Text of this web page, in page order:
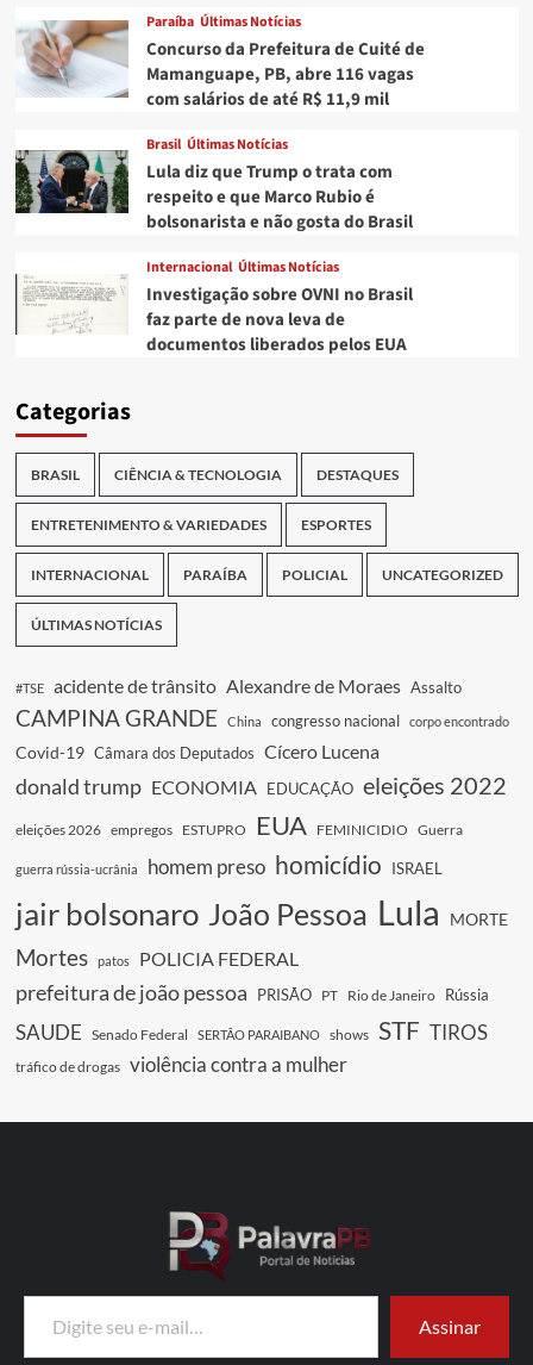
Paraíba Últimas Notícias
Concurso da Prefeitura de Cuité de
Mamanguape, PB, abre 116 vagas
com salários de até R$ 11,9 mil
Brasil Últimas Notícias
Lula diz que Trump o trata com
respeito e que Marco Rubio é
bolsonarista e não gosta do Brasil
Internacional Últimas Notícias
Investigação sobre OVNI no Brasil
faz parte de nova leva de
documentos liberados pelos EUA
Categorias
BRASIL CIÊNCIA & TECNOLOGIA DESTAQUES
ENTRETENIMENTO & VARIEDADES ESPORTES
INTERNACIONAL PARAÍBA POLICIAL UNCATEGORIZED
ÚLTIMAS NOTÍCIAS
#TSE acidente de trânsito Alexandre de Moraes Assalto
CAMPINA GRANDE China congresso nacional corpo encontrado
Covid-19 Câmara dos Deputados Cícero Lucena
donald trump ECONOMIA EDUCAÇÃO eleições 2022
eleições 2026 empregos ESTUPRO EUA FEMINICIDIO Guerra
guerra rússia-ucrânia homem preso homicídio ISRAEL
jair bolsonaro João Pessoa Lula MORTE
Mortes patos POLICIA FEDERAL
prefeitura de joão pessoa PRISÃO PT Rio de Janeiro Rússia
SAUDE Senado Federal SERTÃO PARAIBANO shows STF TIROS
tráfico de drogas violência contra a mulher
Digite seu e-mail…
Assinar